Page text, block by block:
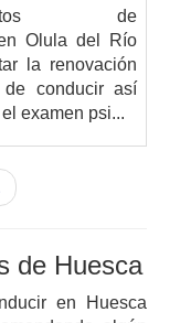
de
Olula del Río
la renovación
conducir así
examen psi...
de Huesca
en Huesca